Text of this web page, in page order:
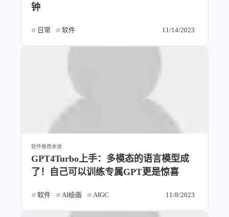
钟
日常 软件 11/14/2023
软件推荐未读
GPT4Turbo上手：多模态的语言模型成
了！自己可以训练专属GPT更是惊喜
软件 AI绘画 AIGC 11/8/2023